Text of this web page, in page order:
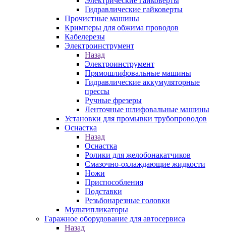
Гидравлические гайковерты
Прочистные машины
Кримперы для обжима проводов
Кабелерезы
Электроинструмент
Назад
Электроинструмент
Прямошлифовальные машины
Гидравлические аккумуляторные
прессы
Ручные фрезеры
Ленточные шлифовальные машины
Установки для промывки трубопроводов
Оснастка
Назад
Оснастка
Ролики для желобонакатчиков
Смазочно-охлаждающие жидкости
Ножи
Приспособления
Подставки
Резьбонарезные головки
Мультипликаторы
Гаражное оборудование для автосервиса
Назад